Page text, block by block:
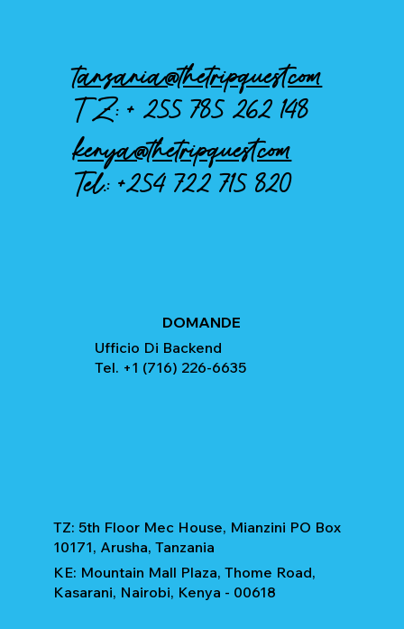
tanzania@thetripquest.com
TZ: +255 785 262 148
kenya@thetripquest.com
Tel.:+254 722 715 820
DOMANDE
Ufficio Di Backend
Tel. +1 (716) 226-6635
TZ: 5th Floor Mec House, Mianzini PO Box
10171, Arusha, Tanzania
KE: Mountain Mall Plaza, Thome Road,
Kasarani, Nairobi, Kenya - 00618